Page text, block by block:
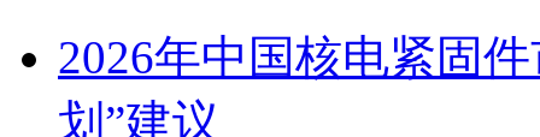
2026年中国核电紧固
划”建议